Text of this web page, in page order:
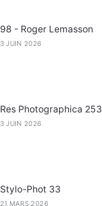
98 - Roger Lemasson
3 JUIN 2026
Res Photographica 253
3 JUIN 2026
Stylo-Phot 33
21 MARS 2026